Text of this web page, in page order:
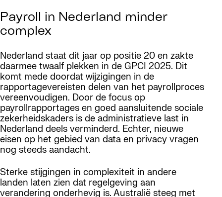
Payroll in Nederland minder
complex
Nederland staat dit jaar op positie 20 en zakte
daarmee twaalf plekken in de GPCI 2025. Dit
komt mede doordat wijzigingen in de
rapportagevereisten delen van het payrollproces
vereenvoudigen. Door de focus op
payrollrapportages en goed aansluitende sociale
zekerheidskaders is de administratieve last in
Nederland deels verminderd. Echter, nieuwe
eisen op het gebied van data en privacy vragen
nog steeds aandacht.
Sterke stijgingen in complexiteit in andere
landen laten zien dat regelgeving aan
verandering onderhevig is. Australië steeg met